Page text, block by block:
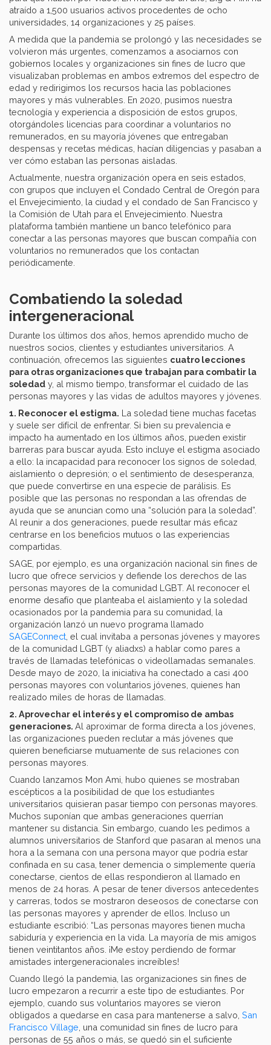
atraído a 1,500 usuarios activos procedentes de ocho
universidades, 14 organizaciones y 25 países.
A medida que la pandemia se prolongó y las necesidades se
volvieron más urgentes, comenzamos a asociarnos con
gobiernos locales y organizaciones sin fines de lucro que
visualizaban problemas en ambos extremos del espectro de
edad y redirigimos los recursos hacia las poblaciones
mayores y más vulnerables. En 2020, pusimos nuestra
tecnología y experiencia a disposición de estos grupos,
otorgándoles licencias para coordinar a voluntarios no
remunerados, en su mayoría jóvenes que entregaban
despensas y recetas médicas, hacían diligencias y pasaban a
ver cómo estaban las personas aisladas.
Actualmente, nuestra organización opera en seis estados,
con grupos que incluyen el Condado Central de Oregón para
el Envejecimiento, la ciudad y el condado de San Francisco y
la Comisión de Utah para el Envejecimiento. Nuestra
plataforma también mantiene un banco telefónico para
conectar a las personas mayores que buscan compañía con
voluntarios no remunerados que los contactan
periódicamente.
Combatiendo la soledad
intergeneracional
Durante los últimos dos años, hemos aprendido mucho de
nuestros socios, clientes y estudiantes universitarios. A
continuación, ofrecemos las siguientes cuatro lecciones
para otras organizaciones que trabajan para combatir la
soledad y, al mismo tiempo, transformar el cuidado de las
personas mayores y las vidas de adultos mayores y jóvenes.
1. Reconocer el estigma. La soledad tiene muchas facetas
y suele ser difícil de enfrentar. Si bien su prevalencia e
impacto ha aumentado en los últimos años, pueden existir
barreras para buscar ayuda. Esto incluye el estigma asociado
a ello: la incapacidad para reconocer los signos de soledad,
aislamiento o depresión; o el sentimiento de desesperanza,
que puede convertirse en una especie de parálisis. Es
posible que las personas no respondan a las ofrendas de
ayuda que se anuncian como una “solución para la soledad”.
Al reunir a dos generaciones, puede resultar más eficaz
centrarse en los beneficios mutuos o las experiencias
compartidas.
SAGE, por ejemplo, es una organización nacional sin fines de
lucro que ofrece servicios y defiende los derechos de las
personas mayores de la comunidad LGBT. Al reconocer el
enorme desafío que planteaba el aislamiento y la soledad
ocasionados por la pandemia para su comunidad, la
organización lanzó un nuevo programa llamado
SAGEConnect , el cual invitaba a personas jóvenes y mayores
de la comunidad LGBT (y aliadxs) a hablar como pares a
través de llamadas telefónicas o videollamadas semanales.
Desde mayo de 2020, la iniciativa ha conectado a casi 400
personas mayores con voluntarios jóvenes, quienes han
realizado miles de horas de llamadas.
2. Aprovechar el interés y el compromiso de ambas
generaciones. Al aproximar de forma directa a los jóvenes,
las organizaciones pueden reclutar a más jóvenes que
quieren beneficiarse mutuamente de sus relaciones con
personas mayores.
Cuando lanzamos Mon Ami, hubo quienes se mostraban
escépticos a la posibilidad de que los estudiantes
universitarios quisieran pasar tiempo con personas mayores.
Muchos suponían que ambas generaciones querrían
mantener su distancia. Sin embargo, cuando les pedimos a
alumnos universitarios de Stanford que pasaran al menos una
hora a la semana con una persona mayor que podría estar
confinada en su casa, tener demencia o simplemente quería
conectarse, cientos de ellas respondieron al llamado en
menos de 24 horas. A pesar de tener diversos antecedentes
y carreras, todos se mostraron deseosos de conectarse con
las personas mayores y aprender de ellos. Incluso un
estudiante escribió: “Las personas mayores tienen mucha
sabiduría y experiencia en la vida. La mayoría de mis amigos
tienen veintitantos años. ¡Me estoy perdiendo de formar
amistades intergeneracionales increíbles!
Cuando llegó la pandemia, las organizaciones sin fines de
lucro empezaron a recurrir a este tipo de estudiantes. Por
ejemplo, cuando sus voluntarios mayores se vieron
obligados a quedarse en casa para mantenerse a salvo, San
Francisco Village , una comunidad sin fines de lucro para
personas de 55 años o más, se quedó sin el suficiente